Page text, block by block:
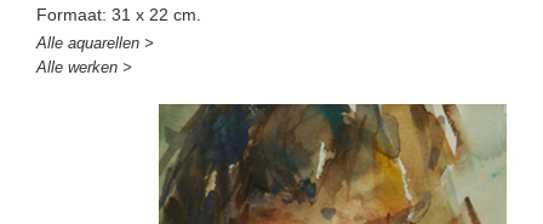
Formaat: 31 x 22 cm.
Alle aquarellen >
Alle werken >